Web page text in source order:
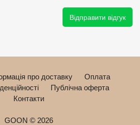
Відправити відгук
про доставку
Оплата
Публічна оферта
Контакти
GOON © 2026